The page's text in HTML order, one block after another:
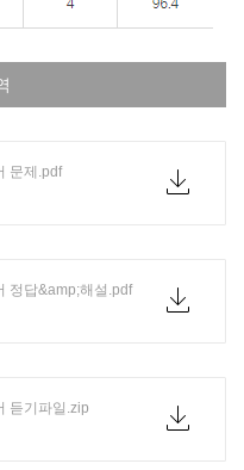
문제.pdf
정답&amp;해설.pdf
듣기파일.zip